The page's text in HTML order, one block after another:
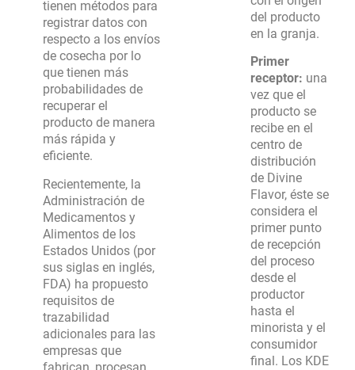
tienen métodos para
registrar datos con
respecto a los envíos
de cosecha por lo
que tienen más
probabilidades de
recuperar el
producto de manera
más rápida y
eficiente.
Recientemente, la
Administración de
Medicamentos y
Alimentos de los
Estados Unidos (por
sus siglas en inglés,
FDA) ha propuesto
requisitos de
trazabilidad
adicionales para las
empresas que
del producto
en la granja.
Primer
receptor: una
vez que el
producto se
recibe en el
centro de
distribución
de Divine
Flavor, éste se
considera el
primer punto
de recepción
del proceso
desde el
productor
hasta el
minorista y el
consumidor
final. Los KDE